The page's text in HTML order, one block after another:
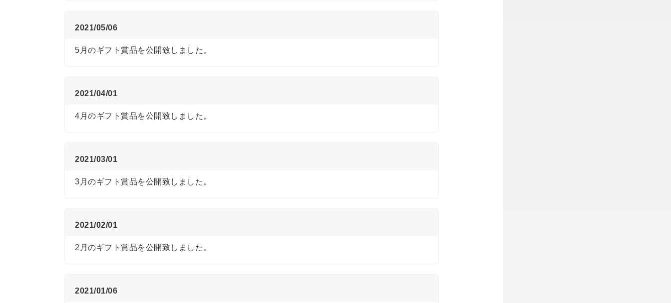
2021/05/06
5月のギフト賞品を公開致しました。
2021/04/01
4月のギフト賞品を公開致しました。
2021/03/01
3月のギフト賞品を公開致しました。
2021/02/01
2月のギフト賞品を公開致しました。
2021/01/06